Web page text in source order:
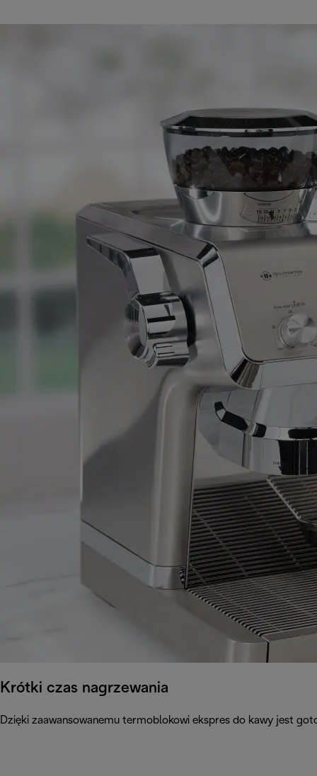
Krótki czas nagrzewania
Dzięki zaawansowanemu termoblokowi ekspres do kawy jest